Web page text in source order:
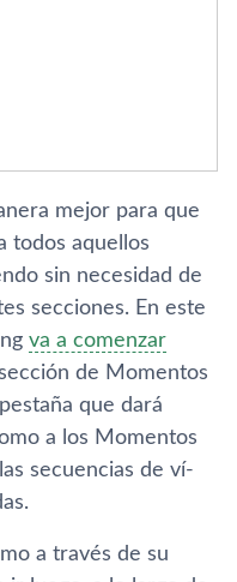
mejor para que
todos aquellos
sin necesidad de
secciones. En este
va a comenzar
de Momentos
que dará
a los Momentos
secuencias de ví­
a través de su